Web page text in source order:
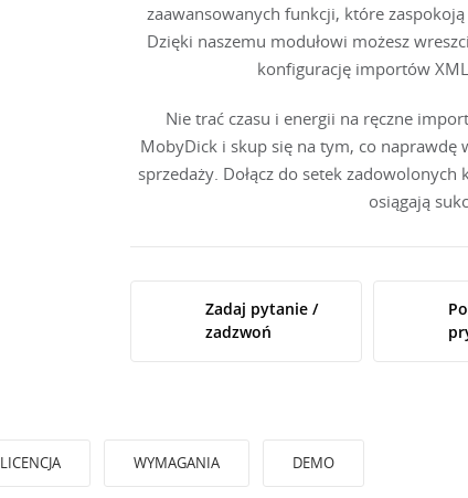
zaawansowanych funkcji, które
Dzięki naszemu modułowi możesz
konfigurację importów
Nie trać czasu i energii na ręczne
MobyDick i skup się na tym, co naprawdę
sprzedaży. Dołącz do setek
osiągają
Zadaj pytanie /
zadzwoń
LICENCJA WYMAGANIA DEMO